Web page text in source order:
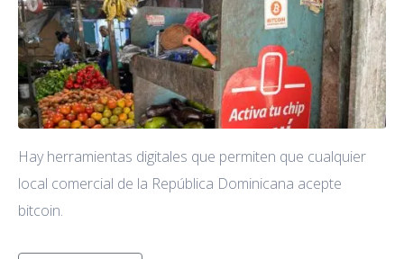
Hay herramientas digitales que permiten que cualquier
local comercial de la República Dominicana acepte
bitcoin.